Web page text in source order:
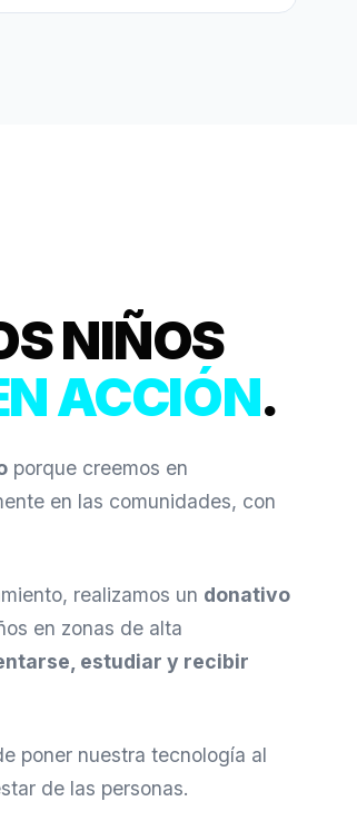
NIÑOS
ACCIÓN.
porque creemos en
en las comunidades, con
realizamos un donativo
en zonas de alta
estudiar y recibir
poner nuestra tecnología al
de las personas.